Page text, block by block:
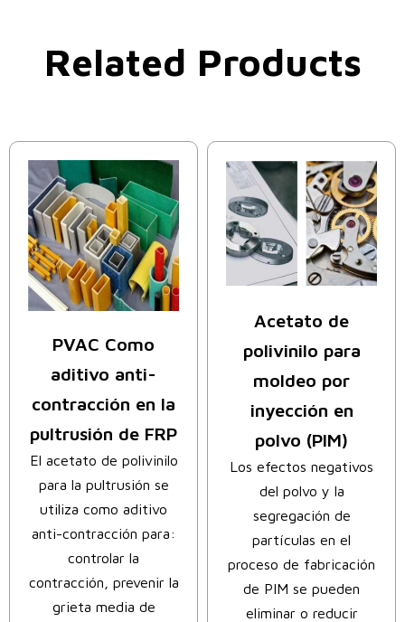
Related Products
PVAC Como
aditivo anti-
contracción en la
pultrusión de FRP
El acetato de polivinilo
para la pultrusión se
utiliza como aditivo
anti-contracción para:
controlar la
contracción, prevenir la
grieta media de
Acetato de
polivinilo para
moldeo por
inyección en
polvo (PIM)
Los efectos negativos
del polvo y la
segregación de
partículas en el
proceso de fabricación
de PIM se pueden
eliminar o reducir